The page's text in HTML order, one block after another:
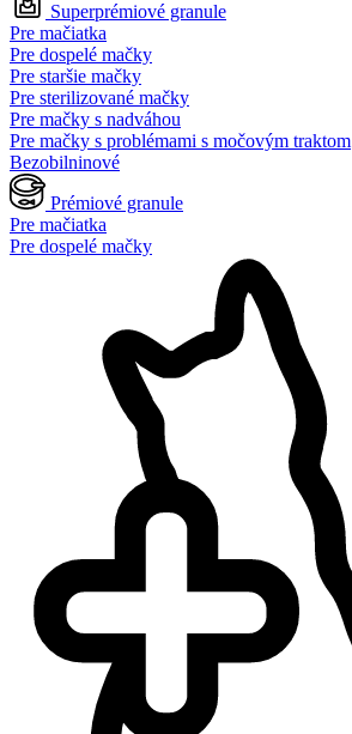
Superprémiové granule
Pre mačiatka
Pre dospelé mačky
Pre staršie mačky
Pre sterilizované mačky
Pre mačky s nadváhou
Pre mačky s problémami s močovým traktom
Bezobilninové
Prémiové granule
Pre mačiatka
Pre dospelé mačky